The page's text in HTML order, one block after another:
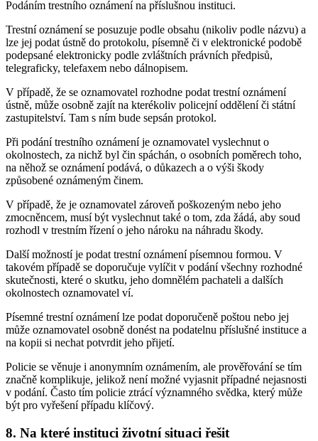
Podáním trestního oznámení na příslušnou instituci.
Trestní oznámení se posuzuje podle obsahu (nikoliv podle názvu) a
lze jej podat ústně do protokolu, písemně či v elektronické podobě
podepsané elektronicky podle zvláštních právních předpisů,
telegraficky, telefaxem nebo dálnopisem.
V případě, že se oznamovatel rozhodne podat trestní oznámení
ústně, může osobně zajít na kterékoliv policejní oddělení či státní
zastupitelství. Tam s ním bude sepsán protokol.
Při podání trestního oznámení je oznamovatel vyslechnut o
okolnostech, za nichž byl čin spáchán, o osobních poměrech toho,
na něhož se oznámení podává, o důkazech a o výši škody
způsobené oznámeným činem.
V případě, že je oznamovatel zároveň poškozeným nebo jeho
zmocněncem, musí být vyslechnut také o tom, zda žádá, aby soud
rozhodl v trestním řízení o jeho nároku na náhradu škody.
Další možností je podat trestní oznámení písemnou formou. V
takovém případě se doporučuje vylíčit v podání všechny rozhodné
skutečnosti, které o skutku, jeho domnělém pachateli a dalších
okolnostech oznamovatel ví.
Písemné trestní oznámení lze podat doporučeně poštou nebo jej
může oznamovatel osobně donést na podatelnu příslušné instituce a
na kopii si nechat potvrdit jeho přijetí.
Policie se věnuje i anonymním oznámením, ale prověřování se tím
značně komplikuje, jelikož není možné vyjasnit případné nejasnosti
v podání. Často tím policie ztrácí významného svědka, který může
být pro vyřešení případu klíčový.
8. Na které instituci životní situaci řešit